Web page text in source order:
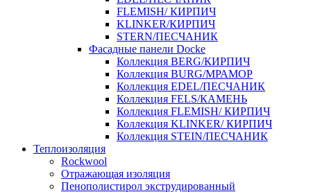
FLEMISH/ КИРПИЧ
KLINKER/КИРПИЧ
STERN/ПЕСЧАНИК
Фасадные панели Docke
Коллекция BERG/КИРПИЧ
Коллекция BURG/МРАМОР
Коллекция EDEL/ПЕСЧАНИК
Коллекция FELS/КАМЕНЬ
Коллекция FLEMISH/ КИРПИЧ
Коллекция KLINKER/ КИРПИЧ
Коллекция STEIN/ПЕСЧАНИК
Теплоизоляция
Rockwool
Отражающая изоляция
Пенополистирол экструдированный